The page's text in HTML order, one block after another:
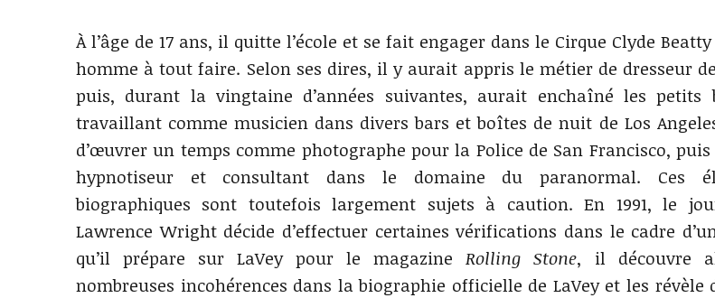
À l’âge de 17 ans, il quitte l’école et se fait engager dans le Cirque Clyde
homme à tout faire. Selon ses dires, il y aurait appris le métier de dresseur
puis, durant la vingtaine d’années suivantes, aurait enchaîné les petits
travaillant comme musicien dans divers bars et boîtes de nuit de Los
d’œuvrer un temps comme photographe pour la Police de San Francisco,
hypnotiseur et consultant dans le domaine du paranormal. Ces
biographiques sont toutefois largement sujets à caution. En 1991, le
Lawrence Wright décide d’effectuer certaines vérifications dans le cadre
qu’il prépare sur LaVey pour le magazineRolling Stone, il découvre
nombreuses incohérences dans la biographie officielle de LaVey et les révèle